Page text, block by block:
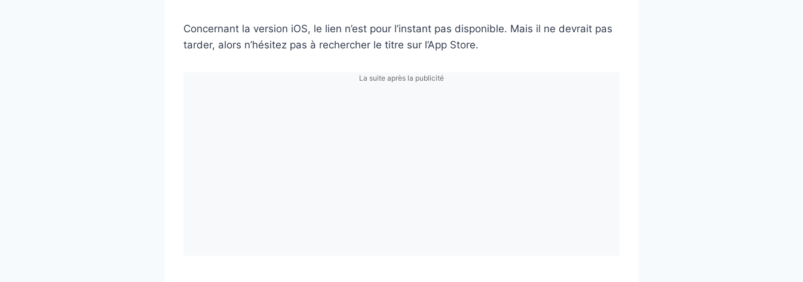
Concernant la version iOS, le lien n’est pour l’instant pas disponible. Mais il ne devrait pas
tarder, alors n’hésitez pas à rechercher le titre sur l’App Store.
La suite après la publicité